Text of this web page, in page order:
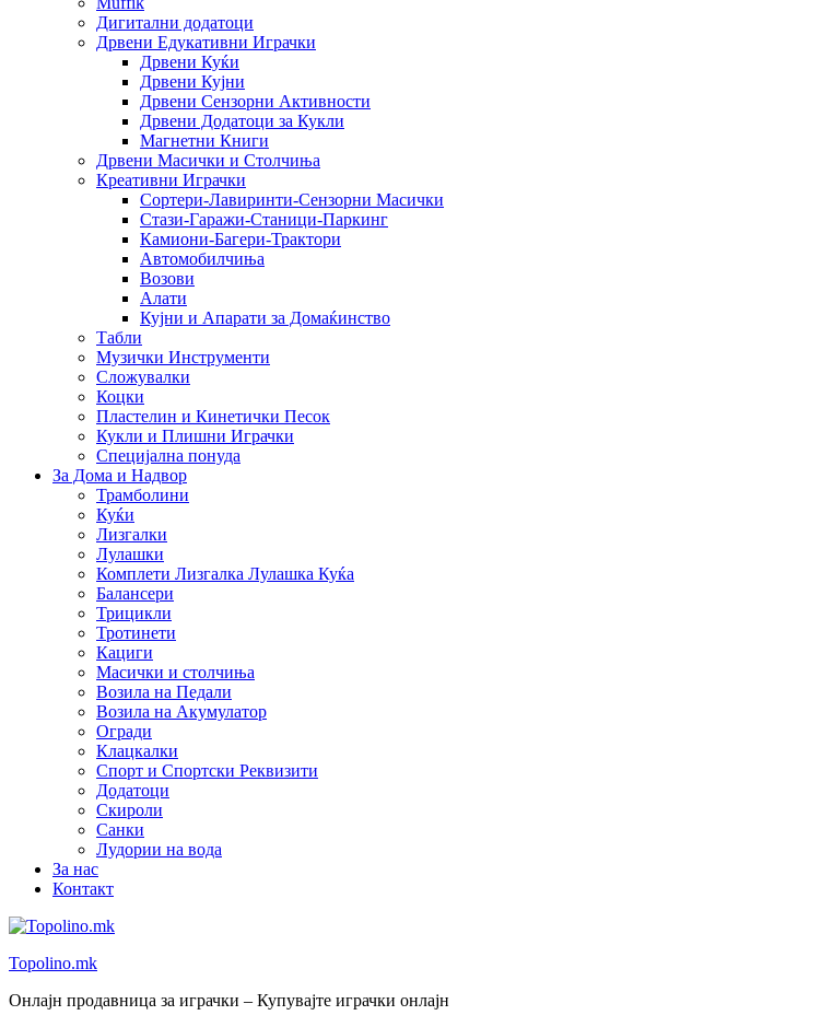
Дигитални додатоци
Дрвени Едукативни Играчки
Дрвени Куќи
Дрвени Кујни
Дрвени Сензорни Активности
Дрвени Додатоци за Кукли
Магнетни Книги
Дрвени Масички и Столчиња
Креативни Играчки
Сортери-Лавиринти-Сензорни Масички
Стази-Гаражи-Станици-Паркинг
Камиони-Багери-Трактори
Автомобилчиња
Возови
Алати
Кујни и Апарати за Домаќинство
Табли
Музички Инструменти
Сложувалки
Коцки
Пластелин и Кинетички Песок
Кукли и Плишни Играчки
Специјална понуда
За Дома и Надвор
Трамболини
Куќи
Лизгалки
Лулашки
Комплети Лизгалка Лулашка Куќа
Балансери
Трицикли
Тротинети
Кациги
Mасички и столчиња
Возила на Педали
Возила на Акумулатор
Огради
Клацкалки
Спорт и Спортски Реквизити
Додатоци
Скироли
Санки
Лудории на вода
За нас
Контакт
Topolino.mk
Онлајн продавница за играчки – Купувајте играчки онлајн